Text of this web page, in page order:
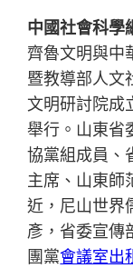
中國社會科學
齊魯文明與中
暨教導部人文
文明研討院成
舉行。山東省
協黨組成員、
主席、山東師
近，尼山世界
彥，省委宣傳
團黨會議室出